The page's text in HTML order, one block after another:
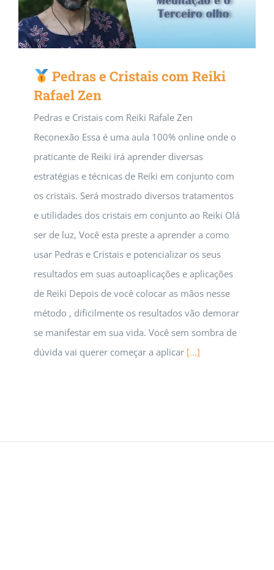
Pedras e Cristais com Reiki
Rafael Zen
Pedras e Cristais com Reiki Rafale Zen
Reconexão Essa é uma aula 100% online onde o
praticante de Reiki irá aprender diversas
estratégias e técnicas de Reiki em conjunto com
os cristais. Será mostrado diversos tratamentos
e utilidades dos cristais em conjunto ao Reiki Olá
ser de luz, Você esta preste a aprender a como
usar Pedras e Cristais e potencializar os seus
resultados em suas autoaplicações e aplicações
de Reiki Depois de você colocar as mãos nesse
método , dificilmente os resultados vão demorar
se manifestar em sua vida. Você sem sombra de
dúvida vai querer começar a aplicar [...]